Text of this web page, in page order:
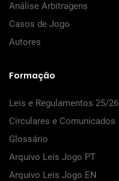
Análise Arbitragens
Casos de Jogo
Autores
Formação
Leis e Regulamentos 25/26
Circulares e Comunicados
Glossário
Arquivo Leis Jogo PT
Arquivo Leis Jogo EN